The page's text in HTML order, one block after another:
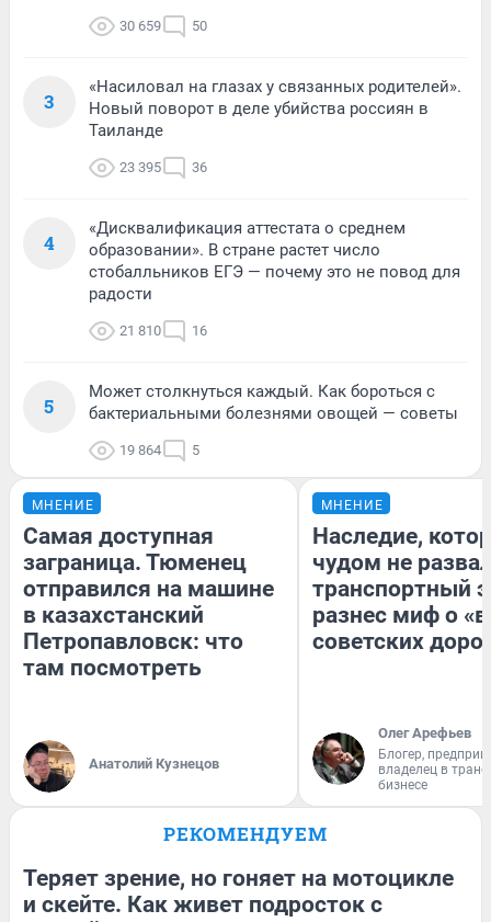
30 659 50
3
«Насиловал на глазах у связанных родителей».
Новый поворот в деле убийства россиян в
Таиланде
23 395 36
4
«Дисквалификация аттестата о среднем
образовании». В стране растет число
стобалльников ЕГЭ — почему это не повод для
радости
21 810 16
5
Может столкнуться каждый. Как бороться с
бактериальными болезнями овощей — советы
19 864 5
МНЕНИЕ
Самая доступная
заграница. Тюменец
отправился на машине
в казахстанский
Петропавловск: что
там посмотреть
Анатолий Кузнецов
МНЕНИЕ
Наследие,
чудом не
транспортный
разнес миф о
советских
Олег Арефьев
Блогер,
владелец в
бизнесе
РЕКОМЕНДУЕМ
Теряет зрение, но гоняет на мотоцикле
и скейте. Как живет подросток с